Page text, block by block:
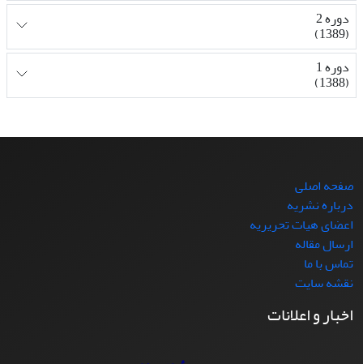
دوره 2
(1389)
دوره 1
(1388)
صفحه اصلی
درباره نشریه
اعضای هیات تحریریه
ارسال مقاله
تماس با ما
نقشه سایت
اخبار و اعلانات